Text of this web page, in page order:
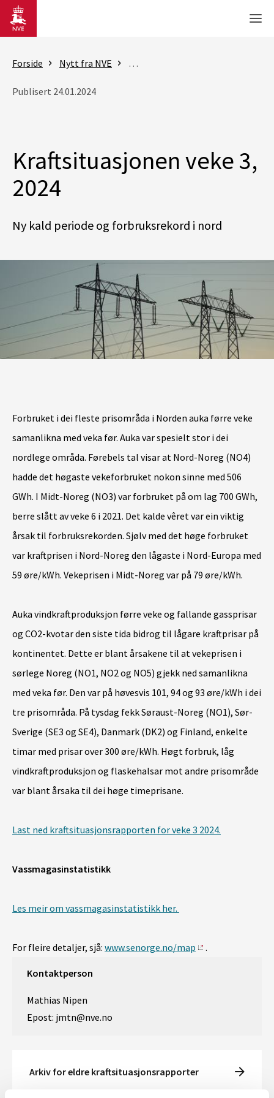
Gå til hovedinnhold
Forside Nytt fra NVE Rapporter - Kraftsituasjonen
Publisert 24.01.2024
Kraftsituasjonen veke 3,
2024
Ny kald periode og forbruksrekord i nord
Forbruket i dei fleste prisområda i Norden auka førre veke
samanlikna med veka før. Auka var spesielt stor i dei
nordlege områda. Førebels tal visar at Nord-Noreg (NO4)
hadde det høgaste vekeforbruket nokon sinne med 506
GWh. I Midt-Noreg (NO3) var forbruket på om lag 700 GWh,
berre slått av veke 6 i 2021. Det kalde vêret var ein viktig
årsak til forbruksrekorden. Sjølv med det høge forbruket
var kraftprisen i Nord-Noreg den lågaste i Nord-Europa med
59 øre/kWh. Vekeprisen i Midt-Noreg var på 79 øre/kWh.
Auka vindkraftproduksjon førre veke og fallande gassprisar
og CO2-kvotar den siste tida bidrog til lågare kraftprisar på
kontinentet. Dette er blant årsakene til at vekeprisen i
sørlege Noreg (NO1, NO2 og NO5) gjekk ned samanlikna
med veka før. Den var på høvesvis 101, 94 og 93 øre/kWh i dei
tre prisområda. På tysdag fekk Søraust-Noreg (NO1), Sør-
Sverige (SE3 og SE4), Danmark (DK2) og Finland, enkelte
timar med prisar over 300 øre/kWh. Høgt forbruk, låg
vindkraftproduksjon og flaskehalsar mot andre prisområde
var blant årsaka til dei høge timeprisane.
Last ned kraftsituasjonsrapporten for veke 3 2024.
Vassmagasinstatistikk
Les meir om vassmagasinstatistikk her.
For fleire detaljer, sjå: www.senorge.no/map .
Kontaktperson
Mathias Nipen
Epost: jmtn@nve.no
Arkiv for eldre kraftsituasjonsrapporter